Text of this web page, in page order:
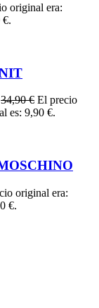
original era:
€.
34,90€ El precio
es: 9,90 €.
original era:
€.